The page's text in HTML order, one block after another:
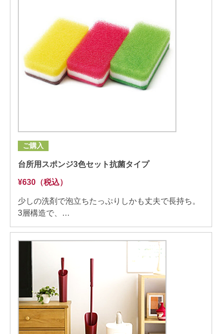
ご購入
台所用スポンジ3色セット抗菌タイプ
¥630（税込）
少しの洗剤で泡立ちたっぷりしかも丈夫で長持ち。
3層構造で、…